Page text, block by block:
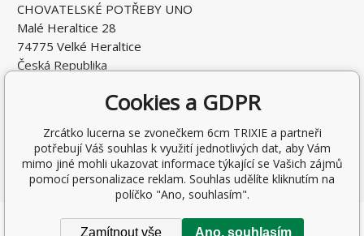
CHOVATELSKÉ POTŘEBY UNO
Malé Heraltice 28
74775 Velké Heraltice
Česká Republika
DIČ: CZ7405265549
Copyright © 2026 Rostislav Hňátek
Cookies a GDPR
Zrcátko lucerna se zvonečkem 6cm TRIXIE a partneři
potřebují Váš souhlas k využití jednotlivých dat, aby Vám
mimo jiné mohli ukazovat informace týkající se Vašich zájmů
pomocí personalizace reklam. Souhlas udělíte kliknutím na
políčko "Ano, souhlasím".
Zamítnout vše Ano, souhlasím